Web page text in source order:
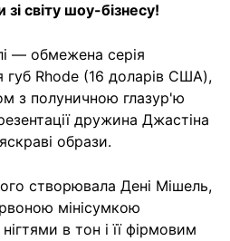
світу шоу-бізнесу!
— обмежена серія
губ Rhode (16 доларів США),
з полуничною глазур'ю
дружина Джастіна
образи.
створювала Дені Мішель,
мінісумкою
в тон і її фірмовим